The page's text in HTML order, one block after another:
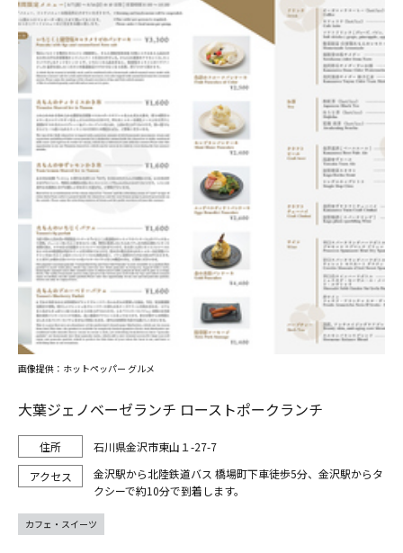
大葉ジェノベーゼランチ ローストポークランチ
石川県金沢市東山１-27-7
金沢駅から北陸鉄道バス 橋場町下車徒歩5分、金沢駅からタ
クシーで約10分で到着します。
画像提供：ホットペッパー グルメ
カフェ・スイーツ